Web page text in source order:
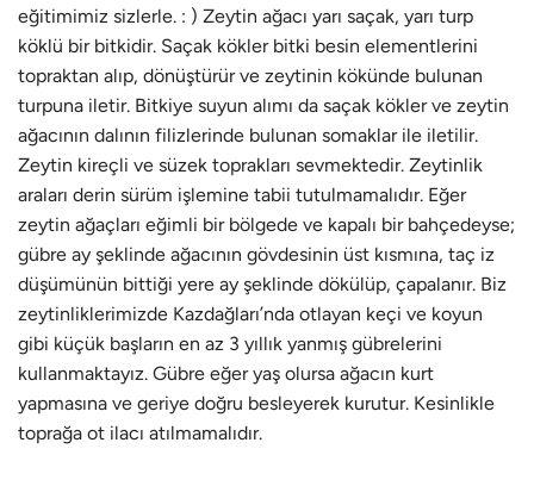
eğitimimiz sizlerle. : ) Zeytin ağacı yarı saçak, yarı turp
köklü bir bitkidir. Saçak kökler bitki besin elementlerini
topraktan alıp, dönüştürür ve zeytinin kökünde bulunan
turpuna iletir. Bitkiye suyun alımı da saçak kökler ve zeytin
ağacının dalının filizlerinde bulunan somaklar ile iletilir.
Zeytin kireçli ve süzek toprakları sevmektedir. Zeytinlik
araları derin sürüm işlemine tabii tutulmamalıdır. Eğer
zeytin ağaçları eğimli bir bölgede ve kapalı bir bahçedeyse;
gübre ay şeklinde ağacının gövdesinin üst kısmına, taç iz
düşümünün bittiği yere ay şeklinde dökülüp, çapalanır. Biz
zeytinliklerimizde Kazdağları’nda otlayan keçi ve koyun
gibi küçük başların en az 3 yıllık yanmış gübrelerini
kullanmaktayız. Gübre eğer yaş olursa ağacın kurt
yapmasına ve geriye doğru besleyerek kurutur. Kesinlikle
toprağa ot ilacı atılmamalıdır.